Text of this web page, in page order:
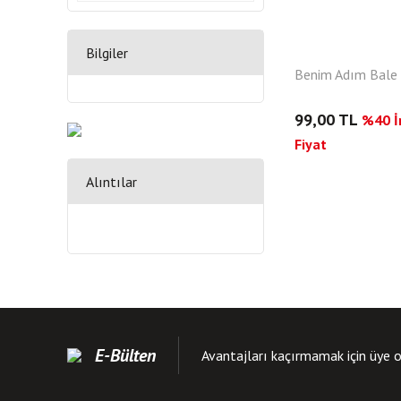
Bilgiler
Alıntılar
Benim Adım Bale
99,00 TL %40
Fiyat
E-Bülten Avantajları kaçırmamak için üye